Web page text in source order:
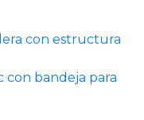
con estructura
con bandeja para